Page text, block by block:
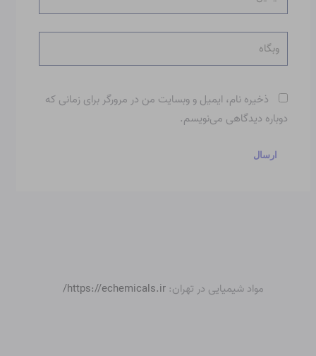
وبگاه
ذخیره نام، ایمیل و وبسایت من در مرورگر برای زمانی که
دوباره دیدگاهی می‌نویسم.
مواد شیمیایی در تهران: https://echemicals.ir/